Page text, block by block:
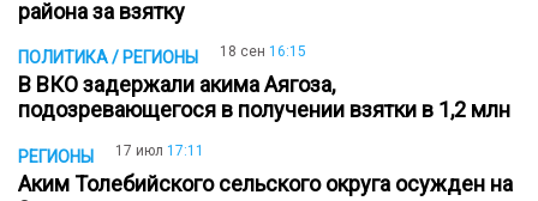
района за взятку
ПОЛИТИКА / РЕГИОНЫ 18 сен 16:15
В ВКО задержали акима Аягоза,
подозревающегося в получении взятки в 1,2 млн
РЕГИОНЫ 17 июл 17:11
Аким Толебийского сельского округа осужден на